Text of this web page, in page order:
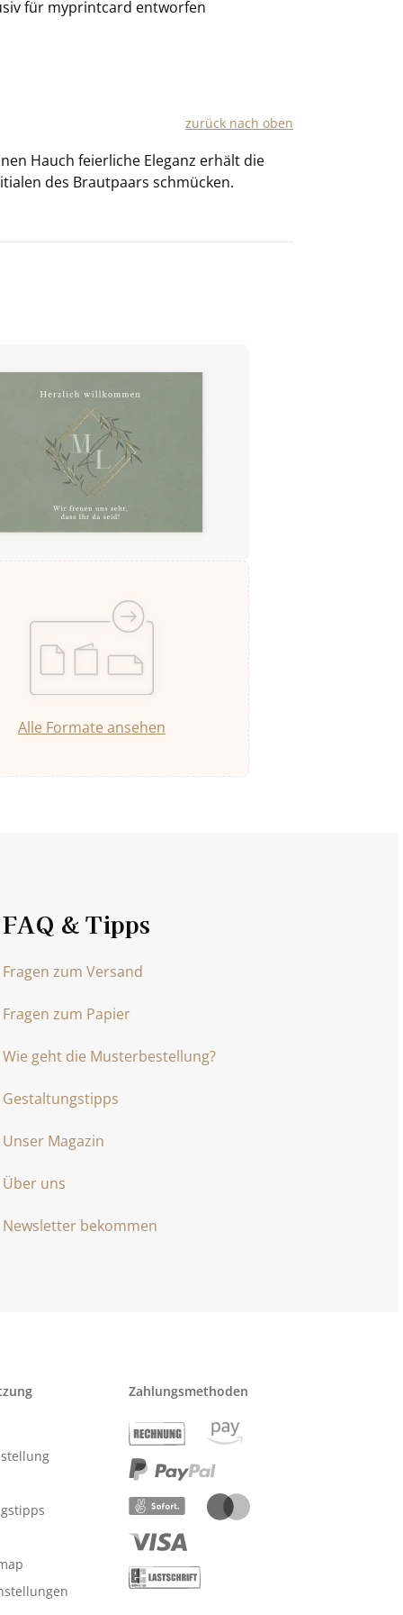
für myprintcard entworfen
zu­rück nach oben
Hauch fei­er­li­che Ele­ganz er­hält die
des Braut­paars schmü­cken.
Alle Formate ansehen
FAQ & Tipps
Fragen zum Versand
Fragen zum Papier
Wie geht die Musterbestellung?
Gestaltungstipps
Unser Magazin
Über uns
Newsletter bekommen
Zahlungsmethoden